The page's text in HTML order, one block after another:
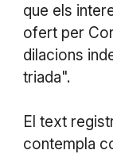
que els
ofert per
dilacions
triada".
El text
contempla